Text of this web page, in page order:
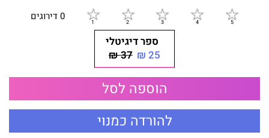
0 דירוגים
ספר דיגיטלי
25 ₪
37 ₪
הוספה לסל
להורדה כמנוי